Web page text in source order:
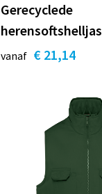
Gerecyclede
herensoftshelljas
vanaf € 21,14